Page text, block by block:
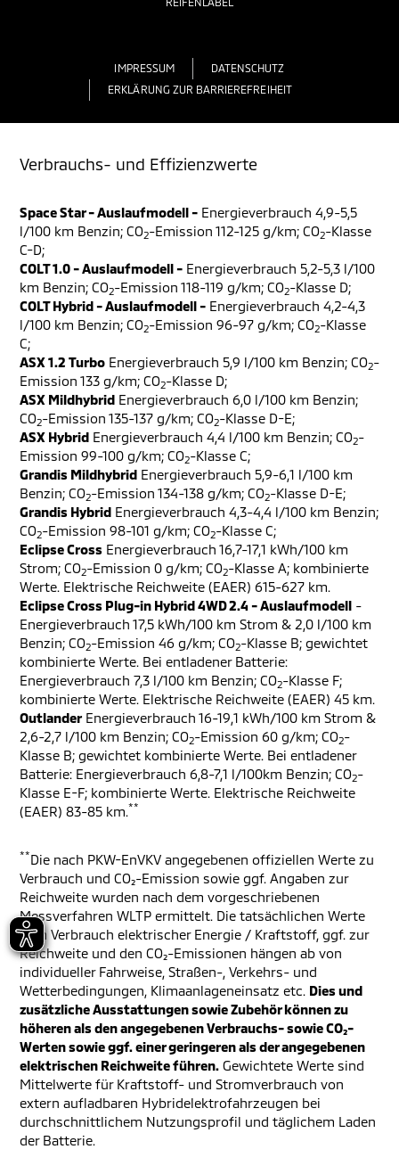
IMPRESSUM
DATENSCHUTZ
ERKLÄRUNG ZUR BARRIEREFREIHEIT
Verbrauchs- und Effizienzwerte
Space Star - Auslaufmodell - Energieverbrauch 4,9-5,5
l/100 km Benzin; CO2-Emission 112-125 g/km; CO2-Klasse
C-D;
COLT 1.0 - Auslaufmodell - Energieverbrauch 5,2-5,3 l/100
km Benzin; CO2-Emission 118-119 g/km; CO2-Klasse D;
COLT Hybrid - Auslaufmodell - Energieverbrauch 4,2-4,3
l/100 km Benzin; CO2-Emission 96-97 g/km; CO2-Klasse
C;
ASX 1.2 Turbo Energieverbrauch 5,9 l/100 km Benzin; CO2-
Emission 133 g/km; CO2-Klasse D;
ASX Mildhybrid Energieverbrauch 6,0 l/100 km Benzin;
CO2-Emission 135-137 g/km; CO2-Klasse D-E;
ASX Hybrid Energieverbrauch 4,4 l/100 km Benzin; CO2-
Emission 99-100 g/km; CO2-Klasse C;
Grandis Mildhybrid Energieverbrauch 5,9-6,1 l/100 km
Benzin; CO2-Emission 134-138 g/km; CO2-Klasse D-E;
Grandis Hybrid Energieverbrauch 4,3-4,4 l/100 km Benzin;
CO2-Emission 98-101 g/km; CO2-Klasse C;
Eclipse Cross Energieverbrauch 16,7-17,1 kWh/100 km
Strom; CO2-Emission 0 g/km; CO2-Klasse A; kombinierte
Werte. Elektrische Reichweite (EAER) 615-627 km.
Eclipse Cross Plug-in Hybrid 4WD 2.4 - Auslaufmodell -
Energieverbrauch 17,5 kWh/100 km Strom & 2,0 l/100 km
Benzin; CO2-Emission 46 g/km; CO2-Klasse B; gewichtet
kombinierte Werte. Bei entladener Batterie:
Energieverbrauch 7,3 l/100 km Benzin; CO2-Klasse F;
kombinierte Werte. Elektrische Reichweite (EAER) 45 km.
Outlander Energieverbrauch 16-19,1 kWh/100 km Strom &
2,6-2,7 l/100 km Benzin; CO2-Emission 60 g/km; CO2-
Klasse B; gewichtet kombinierte Werte. Bei entladener
Batterie: Energieverbrauch 6,8-7,1 l/100km Benzin; CO2-
Klasse E-F; kombinierte Werte. Elektrische Reichweite
(EAER) 83-85 km.**
**Die nach PKW-EnVKV angegebenen offiziellen Werte zu
Verbrauch und CO₂-Emission sowie ggf. Angaben zur
Reichweite wurden nach dem vorgeschriebenen
Messverfahren WLTP ermittelt. Die tatsächlichen Werte
zum Verbrauch elektrischer Energie / Kraftstoff, ggf. zur
Reichweite und den CO₂-Emissionen hängen ab von
individueller Fahrweise, Straßen-, Verkehrs- und
Wetterbedingungen, Klimaanlageneinsatz etc. Dies und
zusätzliche Ausstattungen sowie Zubehör können zu
höheren als den angegebenen Verbrauchs- sowie CO₂-
Werten sowie ggf. einer geringeren als der angegebenen
elektrischen Reichweite führen. Gewichtete Werte sind
Mittelwerte für Kraftstoff- und Stromverbrauch von
extern aufladbaren Hybridelektrofahrzeugen bei
durchschnittlichem Nutzungsprofil und täglichem Laden
der Batterie.